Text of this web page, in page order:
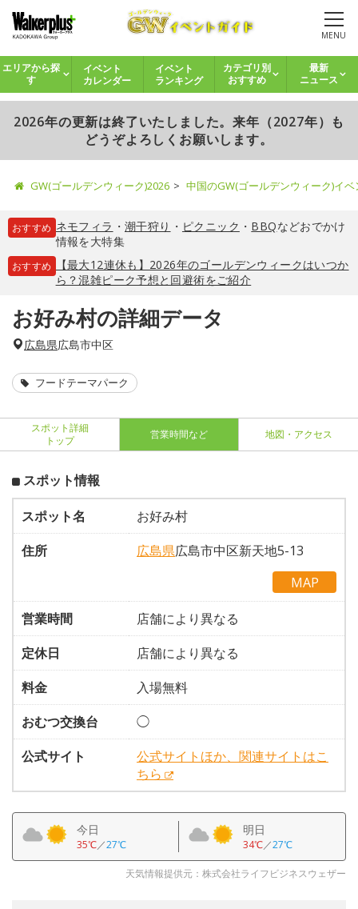
MENU
エリアから探
す
イベント
カレンダー
イベント
ランキング
カテゴリ別
おすすめ
最新
ニュース
2026年の更新は終了いたしました。来年（2027年）も
どうぞよろしくお願いします。
GW(ゴールデンウィーク)2026 中国のGW(ゴールデンウィーク)イ
おすすめ ネモフィラ ・ 潮干狩り ・ ピクニック ・ BBQなどおでかけ
情報を大特集
おすすめ
【最大12連休も】2026年のゴールデンウィークはいつか
ら？混雑ピーク予想と回避術をご紹介
お好み村の詳細データ
広島県広島市中区
フードテーマパーク
スポット詳細
トップ
営業時間など 地図・アクセス
スポット情報
スポット名
お好み村
住所
広島県広島市中区新天地5-13
MAP
営業時間
店舗により異なる
定休日
店舗により異なる
料金
入場無料
おむつ交換台
◯
公式サイト
公式サイトほか、関連サイトはこ
ちら
今日
35℃／27℃
明日
34℃／27℃
天気情報提供元：株式会社ライフビジネスウェザー